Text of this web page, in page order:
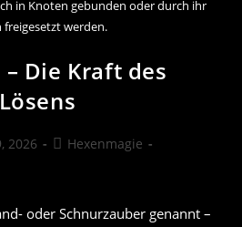
in Knoten gebunden oder durch ihr
freigesetzt werden.
Die Kraft des
2026
Beitrags-
Hexenmagie
oder Schnurzauber genannt –